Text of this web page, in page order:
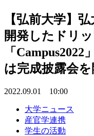
【弘前大学】
開発したドリ
「
は完成披露会
2022.09.01 10:00
大学ニュース
産官学連携
学生の活動